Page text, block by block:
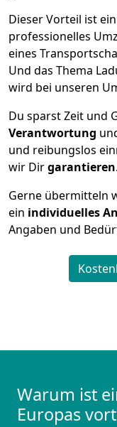
Dieser Vorteil ist
professionelles
eines
Und das Thema
wird bei unseren
Du sparst Zeit und
Verantwortung
und reibungslos
wir Dirgarantieren.
Gerne übermitteln
ein individuelles
Angaben und
Warum ist
Europas